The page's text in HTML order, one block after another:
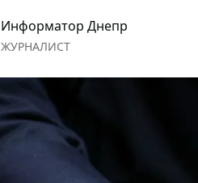
Информатор Днепр
ЖУРНАЛИСТ